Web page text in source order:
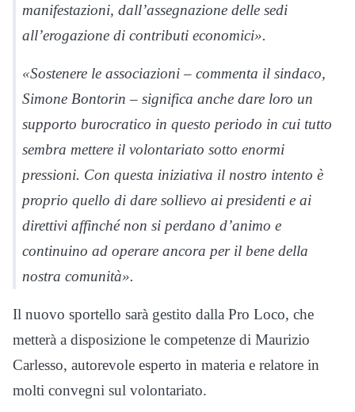
manifestazioni, dall’assegnazione delle sedi
all’erogazione di contributi economici».
«Sostenere le associazioni – commenta il sindaco,
Simone Bontorin – significa anche dare loro un
supporto burocratico in questo periodo in cui tutto
sembra mettere il volontariato sotto enormi
pressioni. Con questa iniziativa il nostro intento è
proprio quello di dare sollievo ai presidenti e ai
direttivi affinché non si perdano d’animo e
continuino ad operare ancora per il bene della
nostra comunità».
Il nuovo sportello sarà gestito dalla Pro Loco, che
metterà a disposizione le competenze di Maurizio
Carlesso, autorevole esperto in materia e relatore in
molti convegni sul volontariato.